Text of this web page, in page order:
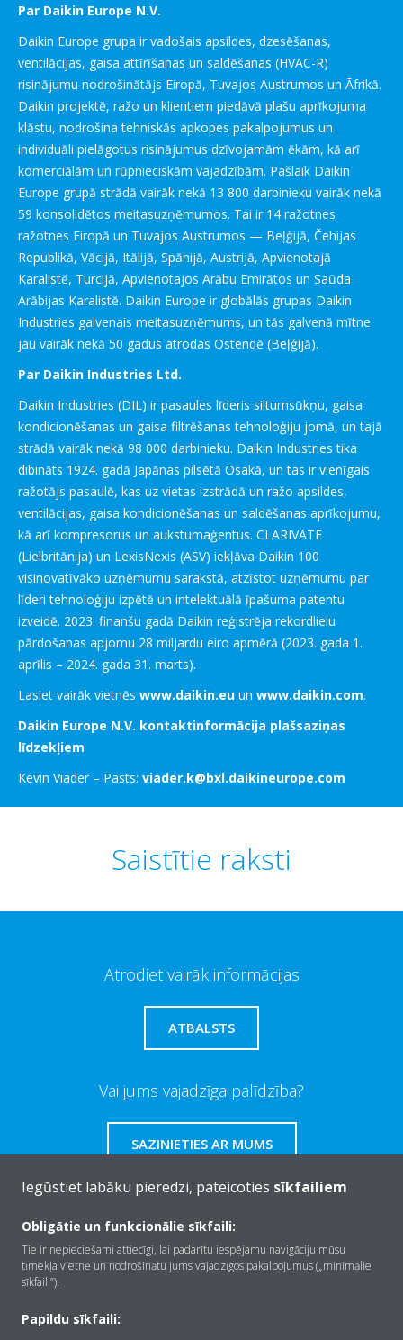
Par Daikin Europe N.V.
Daikin Europe grupa ir vadošais apsildes, dzesēšanas,
ventilācijas, gaisa attīrīšanas un saldēšanas (HVAC-R)
risinājumu nodrošinātājs Eiropā, Tuvajos Austrumos un Āfrikā.
Daikin projektē, ražo un klientiem piedāvā plašu aprīkojuma
klāstu, nodrošina tehniskās apkopes pakalpojumus un
individuāli pielāgotus risinājumus dzīvojamām ēkām, kā arī
komerciālām un rūpnieciskām vajadzībām. Pašlaik Daikin
Europe grupā strādā vairāk nekā 13 800 darbinieku vairāk nekā
59 konsolidētos meitasuzņēmumos. Tai ir 14 ražotnes
ražotnes Eiropā un Tuvajos Austrumos — Beļģijā, Čehijas
Republikā, Vācijā, Itālijā, Spānijā, Austrijā, Apvienotajā
Karalistē, Turcijā, Apvienotajos Arābu Emirātos un Saūda
Arābijas Karalistē. Daikin Europe ir globālās grupas Daikin
Industries galvenais meitasuzņēmums, un tās galvenā mītne
jau vairāk nekā 50 gadus atrodas Ostendē (Beļģijā).
Par Daikin Industries Ltd.
Daikin Industries (DIL) ir pasaules līderis siltumsūkņu, gaisa
kondicionēšanas un gaisa filtrēšanas tehnoloģiju jomā, un tajā
strādā vairāk nekā 98 000 darbinieku. Daikin Industries tika
dibināts 1924. gadā Japānas pilsētā Osakā, un tas ir vienīgais
ražotājs pasaulē, kas uz vietas izstrādā un ražo apsildes,
ventilācijas, gaisa kondicionēšanas un saldēšanas aprīkojumu,
kā arī kompresorus un aukstumaģentus. CLARIVATE
(Lielbritānija) un LexisNexis (ASV) iekļāva Daikin 100
visinovatīvāko uzņēmumu sarakstā, atzīstot uzņēmumu par
līderi tehnoloģiju izpētē un intelektuālā īpašuma patentu
izveidē. 2023. finanšu gadā Daikin reģistrēja rekordlielu
pārdošanas apjomu 28 miljardu eiro apmērā (2023. gada 1.
aprīlis – 2024. gada 31. marts).
Lasiet vairāk vietnēs www.daikin.eu un www.daikin.com.
Daikin Europe N.V. kontaktinformācija plašsaziņas
līdzekļiem
Kevin Viader – Pasts: viader.k@bxl.daikineurope.com
Saistītie raksti
Atrodiet vairāk informācijas
ATBALSTS
Vai jums vajadzīga palīdzība?
SAZINIETIES AR MUMS
Par Daikin
Risinājumi
Iegūstiet labāku pieredzi, pateicoties sīkfailiem
Obligātie un funkcionālie sīkfaili:
Tie ir nepieciešami attiecīgi, lai padarītu iespējamu navigāciju mūsu
tīmekļa vietnē un nodrošinātu jums vajadzīgos pakalpojumus („minimālie
sīkfaili”).
Papildu sīkfaili: